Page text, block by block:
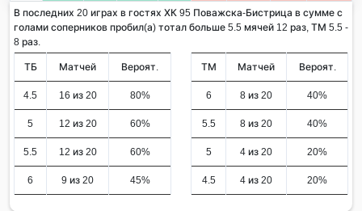
В последних 20 играх в гостях ХК 95 Поважска-Бистрица в сумме с
голами соперников пробил(а) тотал больше 5.5 мячей 12 раз, ТМ 5.5 -
8 раз.
ТБ Матчей Вероят.
4.5 16 из 20 80%
5 12 из 20 60%
5.5 12 из 20 60%
6 9 из 20 45%
ТМ Матчей Вероят.
6 8 из 20 40%
5.5 8 из 20 40%
5 4 из 20 20%
4.5 4 из 20 20%